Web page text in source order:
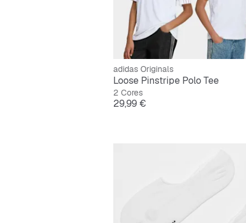
adidas Originals
Loose Pinstripe Polo Tee
2 Cores
Preço
29,99 €